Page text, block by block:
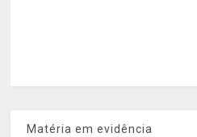
Matéria em evidência